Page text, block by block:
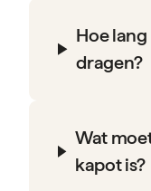
Hoe
dragen?
Wat
kapot is?